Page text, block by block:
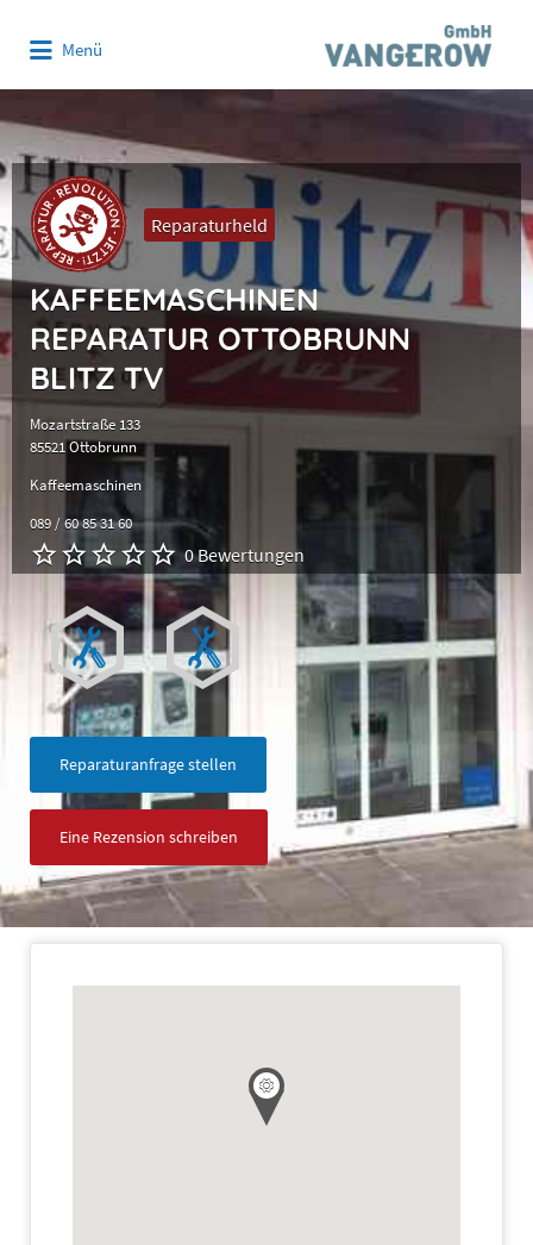
Menü
Reparaturheld
KAFFEEMASCHINEN
REPARATUR OTTOBRUNN
BLITZ TV
Mozartstraße 133
85521 Ottobrunn
Kaffeemaschinen
089 / 60 85 31 60
0 Bewertungen
Reparaturanfrage stellen
Eine Rezension schreiben